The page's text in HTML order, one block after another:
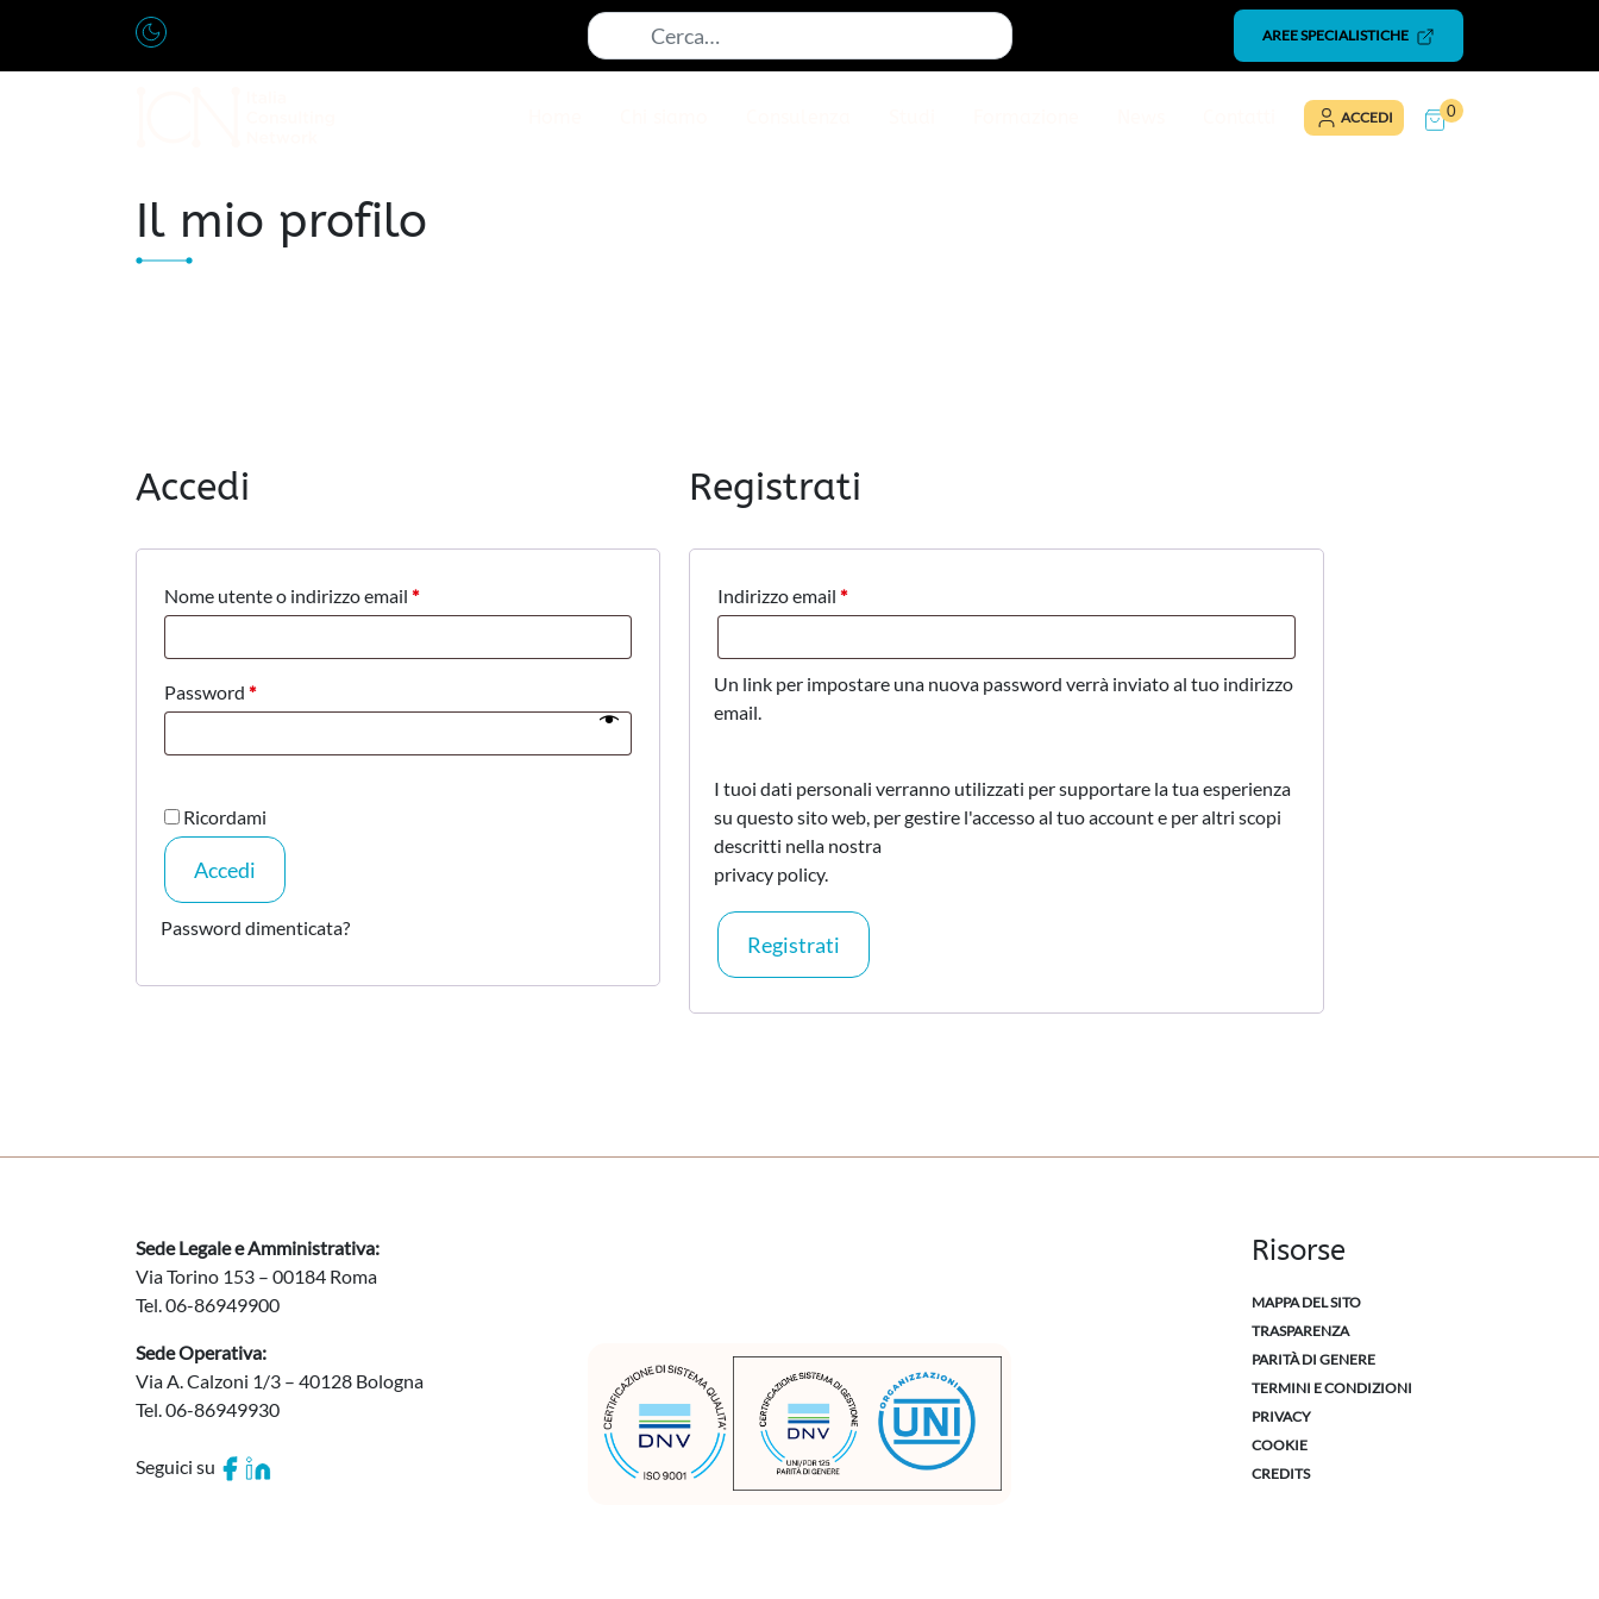
Cerca: AREE SPECIALISTICHE
ACCEDI 0
Il mio profilo
Accedi
Nome utente o indirizzo email *
Password *
Ricordami
Accedi
Password dimenticata?
Registrati
Indirizzo email *
Un link per impostare una nuova password verrà inviato al tuo indirizzo
email.
I tuoi dati personali verranno utilizzati per supportare la tua esperienza
su questo sito web, per gestire l'accesso al tuo account e per altri scopi
descritti nella nostra
privacy policy.
Registrati
Sede Legale e Amministrativa:
Via Torino 153 – 00184 Roma
Tel. 06-86949900
Sede Operativa:
Via A. Calzoni 1/3 – 40128 Bologna
Tel. 06-86949930
Seguici su
Risorse
MAPPA DEL SITO
TRASPARENZA
PARITÀ DI GENERE
TERMINI E CONDIZIONI
PRIVACY
COOKIE
CREDITS